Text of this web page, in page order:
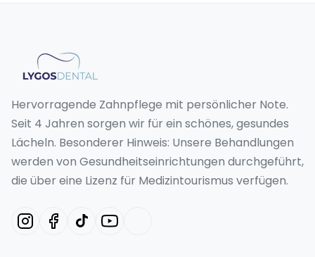
Hervorragende Zahnpflege mit persönlicher Note.
Seit 4 Jahren sorgen wir für ein schönes, gesundes
Lächeln. Besonderer Hinweis: Unsere Behandlungen
werden von Gesundheitseinrichtungen durchgeführt,
die über eine Lizenz für Medizintourismus verfügen.